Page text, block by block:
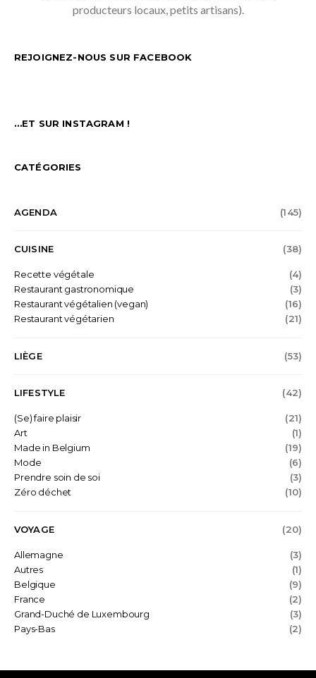
producteurs locaux, petits artisans).
REJOIGNEZ-NOUS SUR FACEBOOK
…ET SUR INSTAGRAM !
CATÉGORIES
AGENDA (145)
CUISINE (38)
Recette végétale
(4)
Restaurant gastronomique
(3)
Restaurant végétalien (vegan)
(16)
Restaurant végétarien
(21)
LIÈGE (53)
LIFESTYLE (42)
(Se) faire plaisir
(21)
Art
(1)
Made in Belgium
(19)
Mode
(6)
Prendre soin de soi
(3)
Zéro déchet
(10)
VOYAGE (20)
Allemagne
(3)
Autres
(1)
Belgique
(9)
France
(2)
Grand-Duché de Luxembourg
(3)
Pays-Bas
(2)